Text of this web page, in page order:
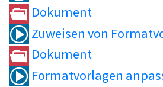
Dokument
Zuweisen von
Dokument
Formatvorlagen